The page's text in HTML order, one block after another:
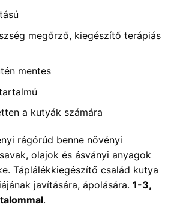
megőrző, kiegészítő terápiás
mentes
a kutyák számára
rágórúd benne növényi
olajok és ásványi anyagok
Táplálékkiegészítő család kutya
javítására, ápolására. 1-3,
.